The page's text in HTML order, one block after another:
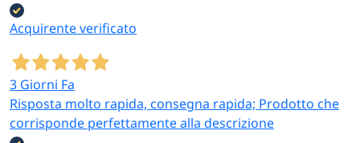
Acquirente verificato
3 Giorni Fa
Risposta molto rapida, consegna rapida; Prodotto che
corrisponde perfettamente alla descrizione